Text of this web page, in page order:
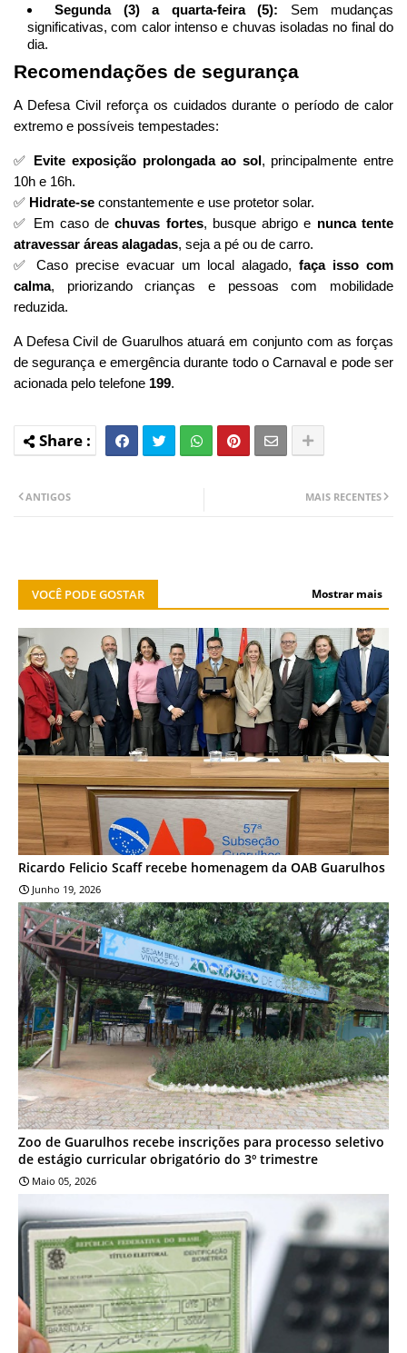
Segunda (3) a quarta-feira (5): Sem mudanças
significativas, com calor intenso e chuvas isoladas no final do
dia.
Recomendações de segurança
A Defesa Civil reforça os cuidados durante o período de calor
extremo e possíveis tempestades:
✅ Evite exposição prolongada ao sol, principalmente entre
10h e 16h.
✅ Hidrate-se constantemente e use protetor solar.
✅ Em caso dechuvas fortes, busque abrigo e nunca tente
atravessar áreas alagadas, seja a pé ou de carro.
✅ Caso precise evacuar um local alagado,faça isso com
calma, priorizando crianças e pessoas com mobilidade
reduzida.
A Defesa Civil de Guarulhos atuará em conjunto com as forças
de segurança e emergência durante todo o Carnaval e pode ser
acionada pelo telefone 199.
MAIS RECENTES
ANTIGOS
VOCÊ PODE GOSTAR Mostrar mais
NOTÍCIA
Ricardo Felicio Scaff recebe homenagem da OAB Guarulhos
Junho 19, 2026
NOTÍCIA
Zoo de Guarulhos recebe inscrições para processo seletivo
de estágio curricular obrigatório do 3º trimestre
Maio 05, 2026
NOTÍCIA